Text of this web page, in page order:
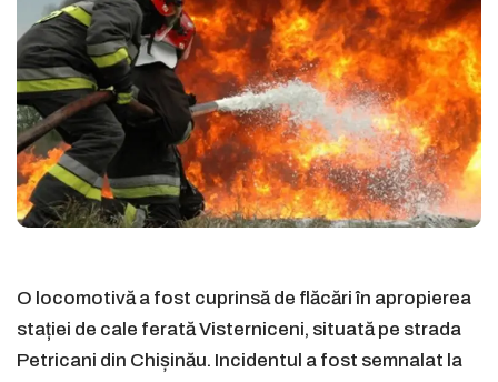
O locomotivă a fost cuprinsă de flăcări în apropierea
stației de cale ferată Visterniceni, situată pe strada
Petricani din Chișinău. Incidentul a fost semnalat la